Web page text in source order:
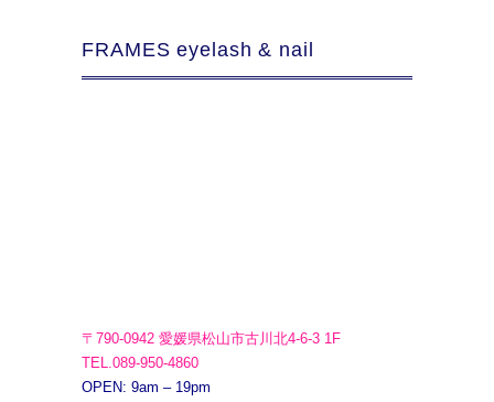
FRAMES eyelash & nail
〒790-0942 愛媛県松山市古川北4-6-3 1F
TEL.089-950-4860
OPEN: 9am – 19pm